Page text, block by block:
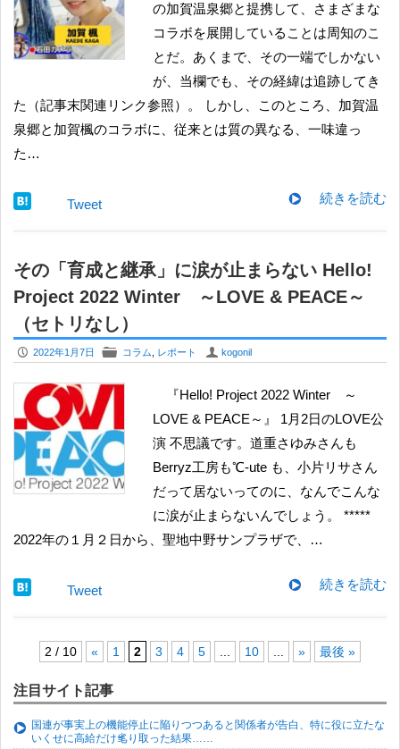
の加賀温泉郷と提携して、さまざまな
コラボを展開していることは周知のこ
とだ。あくまで、その一端でしかない
が、当欄でも、その経緯は追跡してき
た（記事末関連リンク参照）。 しかし、このところ、加賀温
泉郷と加賀楓のコラボに、従来とは質の異なる、一味違っ
た…
続きを読む
Tweet
その「育成と継承」に涙が止まらない Hello!
Project 2022 Winter ～LOVE & PEACE～
（セトリなし）
P 2022年1月7日 F コラム レポート U kogonil
『Hello! Project 2022 Winter ～
LOVE & PEACE～』 1月2日のLOVE公
演 不思議です。道重さゆみさんも
Berryz工房も℃-ute も、小片リサさん
だって居ないってのに、なんでこんな
に涙が止まらないんでしょう。 *****
2022年の１月２日から、聖地中野サンプラザで、…
続きを読む
Tweet
2 / 10 « 1 2 3 4 5 10 » 最後 »
注目サイト記事
国連が事実上の機能停止に陥りつつあると関係者が告白、特に役に立たな
いくせに高給だけ毟り取った結果……